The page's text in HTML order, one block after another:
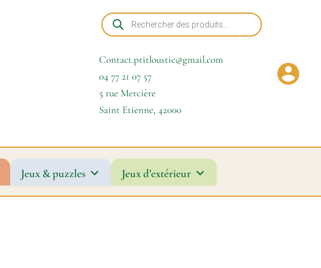
Recherche
de
produits
Contact.ptitloustic@gmail.com
04 77 21 07 57
5 rue Mercière
Saint Etienne, 42000
Jeux & puzzles Jeux d’extérieur